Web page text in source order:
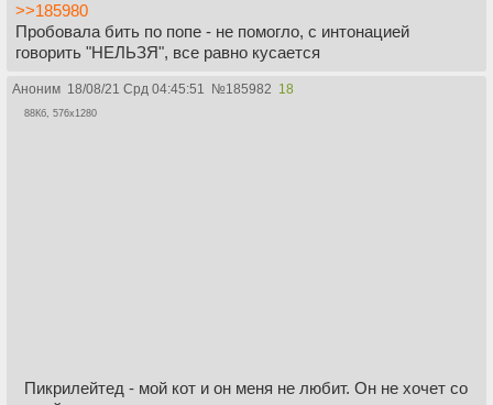
>>185980
Пробовала бить по попе - не помогло, с интонацией
говорить "НЕЛЬЗЯ", все равно кусается
Аноним 18/08/21 Срд 04:45:51 №185982 18
88Кб, 576x1280
Пикрилейтед - мой кот и он меня не любит. Он не хочет со